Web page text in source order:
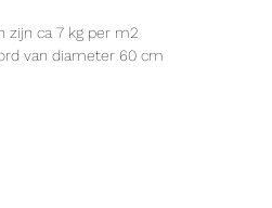
zijn ca 7 kg per m2
van diameter 60 cm